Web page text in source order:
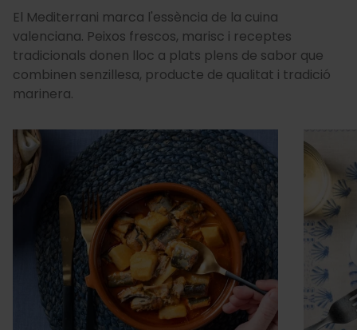
El Mediterrani marca l'essència de la cuina
valenciana. Peixos frescos, marisc i receptes
tradicionals donen lloc a plats plens de sabor que
combinen senzillesa, producte de qualitat i tradició
marinera.